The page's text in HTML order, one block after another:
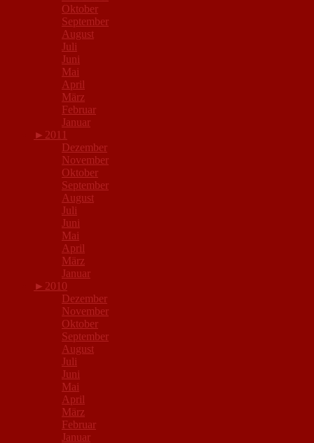
Oktober
September
August
Juli
Juni
Mai
April
März
Februar
Januar
► 2011
Dezember
November
Oktober
September
August
Juli
Juni
Mai
April
März
Januar
► 2010
Dezember
November
Oktober
September
August
Juli
Juni
Mai
April
März
Februar
Januar